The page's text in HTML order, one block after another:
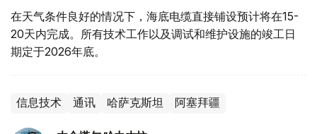
在天气条件良好的情况下，海底电缆直接铺设预计将在15-
20天内完成。所有技术工作以及调试和维护设施的竣工日
期定于2026年底。
信息技术 通讯 哈萨克斯坦 阿塞拜疆